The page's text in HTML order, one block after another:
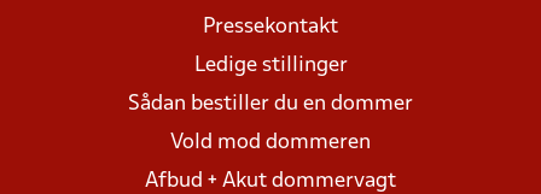
Pressekontakt
Ledige stillinger
Sådan bestiller du en dommer
Vold mod dommeren
Afbud + Akut dommervagt